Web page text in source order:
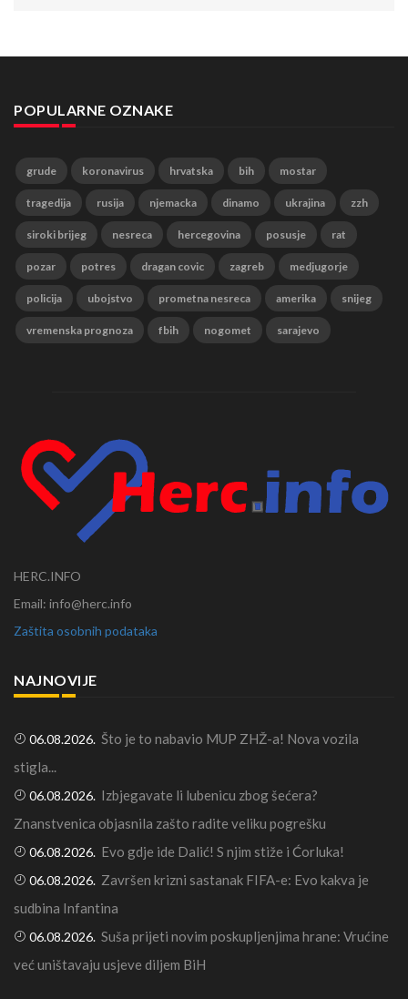
POPULARNE OZNAKE
grude koronavirus hrvatska bih mostar
tragedija rusija njemacka dinamo ukrajina zzh
siroki brijeg nesreca hercegovina posusje rat
pozar potres dragan covic zagreb medjugorje
policija ubojstvo prometna nesreca amerika snijeg
vremenska prognoza fbih nogomet sarajevo
HERC.INFO
Email: info@herc.info
Zaštita osobnih podataka
NAJNOVIJE
06.08.2026. Što je to nabavio MUP ZHŽ-a! Nova vozila
stigla...
06.08.2026. Izbjegavate li lubenicu zbog šećera?
Znanstvenica objasnila zašto radite veliku pogrešku
06.08.2026. Evo gdje ide Dalić! S njim stiže i Ćorluka!
06.08.2026. Završen krizni sastanak FIFA-e: Evo kakva je
sudbina Infantina
06.08.2026. Suša prijeti novim poskupljenjima hrane: Vrućine
već uništavaju usjeve diljem BiH